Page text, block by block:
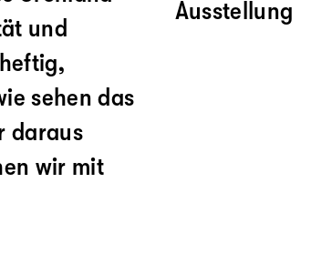
und
sehen das
daraus
wir mit
Ausstellung